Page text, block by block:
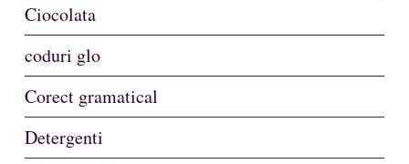
Ciocolata
coduri glo
Corect gramatical
Detergenti